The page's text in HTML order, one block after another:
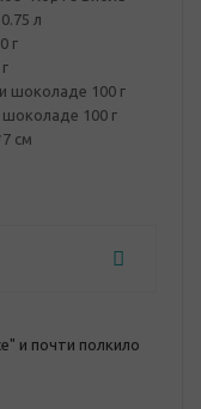
л
г
шоколаде 100 г
шоколаде 100 г
см
и почти полкило